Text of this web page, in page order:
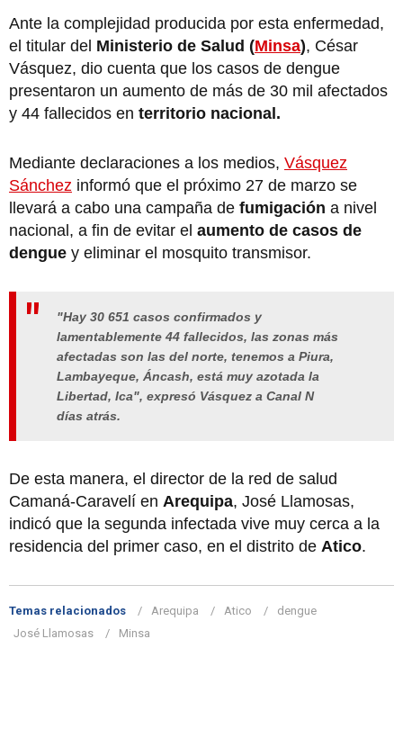
Ante la complejidad producida por esta enfermedad,
el titular del Ministerio de Salud (Minsa), César
Vásquez, dio cuenta que los casos de dengue
presentaron un aumento de más de 30 mil afectados
y 44 fallecidos en territorio nacional.
Mediante declaraciones a los medios, Vásquez
Sánchez informó que el próximo 27 de marzo se
llevará a cabo una campaña de fumigación a nivel
nacional, a fin de evitar el aumento de casos de
dengue y eliminar el mosquito transmisor.
"Hay 30 651 casos confirmados y
lamentablemente 44 fallecidos, las zonas más
afectadas son las del norte, tenemos a Piura,
Lambayeque, Áncash, está muy azotada la
Libertad, Ica", expresó Vásquez a Canal N
días atrás.
De esta manera, el director de la red de salud
Camaná-Caravelí en Arequipa, José Llamosas,
indicó que la segunda infectada vive muy cerca a la
residencia del primer caso, en el distrito de Atico.
Temas relacionados Arequipa Atico
dengue
José Llamosas
Minsa